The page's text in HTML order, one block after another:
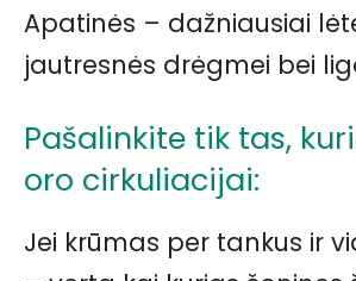
Apatinės – dažniausiai
jautresnės drėgmei bei
Pašalinkite tik tas,
oro cirkuliacijai:
Jei krūmas per tankus ir